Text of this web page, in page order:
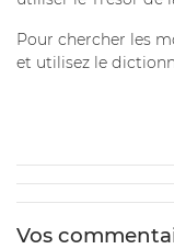
Pour chercher les
et utilisez le
Vos